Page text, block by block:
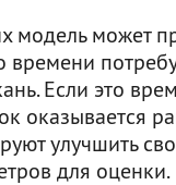
модель может
времени
Если это
оказывается
улучшить
для оценки.